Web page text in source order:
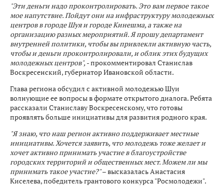
"Эти деньги надо проконтролировать. Это вам первое такое
мое напутствие. Пойдут они на инфраструктуру молодежных
центров в городе Шуя и городе Кинешма, а также на
организацию разных мероприятий. Я прошу департамент
внутренней политики, чтобы вы привлекли активную часть,
чтобы и деньги проконтролировали, и облик этих будущих
молодежных центров", - прокомментировал Станислав
Воскресенский, губернатор Ивановской области.
Глава региона обсудил с активной молодежью Шуи
волнующие ее вопросы в формате открытого диалога. Ребята
рассказали Станиславу Воскресенскому, что готовы
проявлять больше инициативы для развития родного края.
"Я знаю, что наш регион активно поддерживает местные
инициативы. Хочется заявить, что молодежь тоже желает и
хочет активно принимать участие в благоустройстве
городских территорий и общественных мест. Можем ли мы
принимать такое участие?"– высказалась Анастасия
Киселева, победитель грантового конкурса "Росмолодежи".